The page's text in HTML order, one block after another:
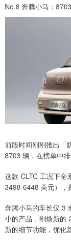
No.8 奔腾小马：
前段时间刚刚推出「
8703 辆，在榜单中排
这款 CLTC 工况下全
3498-6448 美元），
奔腾小马的车长仅 3
小的产品，刚焕新的
新的细节功能，优化